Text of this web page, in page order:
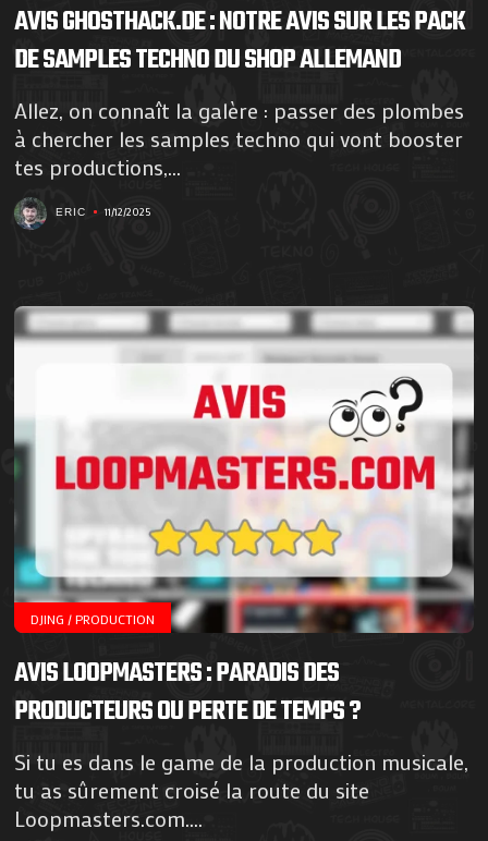
AVIS GHOSTHACK.DE : NOTRE AVIS SUR LES PACK
DE SAMPLES TECHNO DU SHOP ALLEMAND
Allez, on connaît la galère : passer des plombes
à chercher les samples techno qui vont booster
tes productions,...
ERIC 11/12/2025
DJING / PRODUCTION
AVIS LOOPMASTERS : PARADIS DES
PRODUCTEURS OU PERTE DE TEMPS ?
Si tu es dans le game de la production musicale,
tu as sûrement croisé la route du site
Loopmasters.com....